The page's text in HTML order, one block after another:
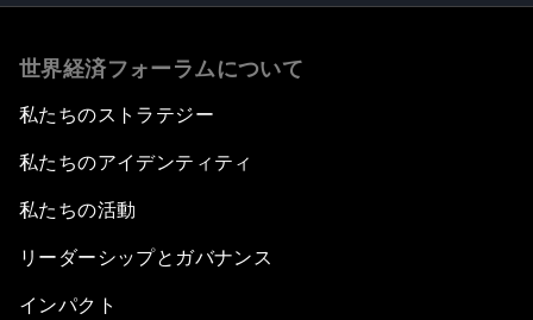
世界経済フォーラムについて
私たちのストラテジー
私たちのアイデンティティ
私たちの活動
リーダーシップとガバナンス
インパクト